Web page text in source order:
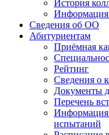
История
Сведения об ОО
Абитуриентам
Приёмная
Рейтинг
Сведения о
Документы
Перечень
Информация
испытаний